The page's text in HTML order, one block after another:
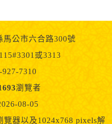
馬公市六合路300號
或3313
7310
瀏覽者
08-05
器以及1024x768 pixels解